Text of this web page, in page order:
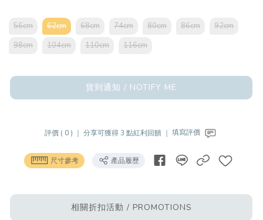
56cm 62cm 68cm 74cm 80cm 86cm
92cm
98cm
104cm 110cm 116cm
貨到通知 / NOTIFY ME
評價 ( 0 ) ｜ 分享可獲得 3 點紅利回饋 ｜ 填寫評價
尺寸參考 產品履歷
相關折扣活動 / PROMOTIONS